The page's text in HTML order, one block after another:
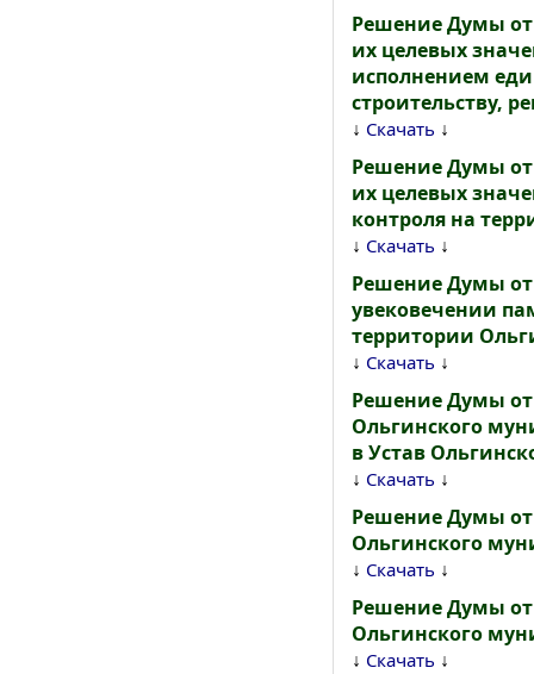
Решение Думы от
их целевых
исполнением
строительству,
↓ Скачать ↓
Решение Думы от
их целевых
контроля на
↓ Скачать ↓
Решение Думы от
увековечении
территории
↓ Скачать ↓
Решение Думы от
Ольгинского
в Устав
↓ Скачать ↓
Решение Думы от
Ольгинского
↓ Скачать ↓
Решение Думы от
Ольгинского
↓ Скачать ↓